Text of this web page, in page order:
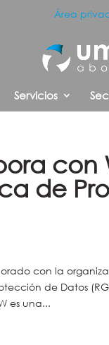
Área
Servicios
con
de
con la
de Datos
es una...